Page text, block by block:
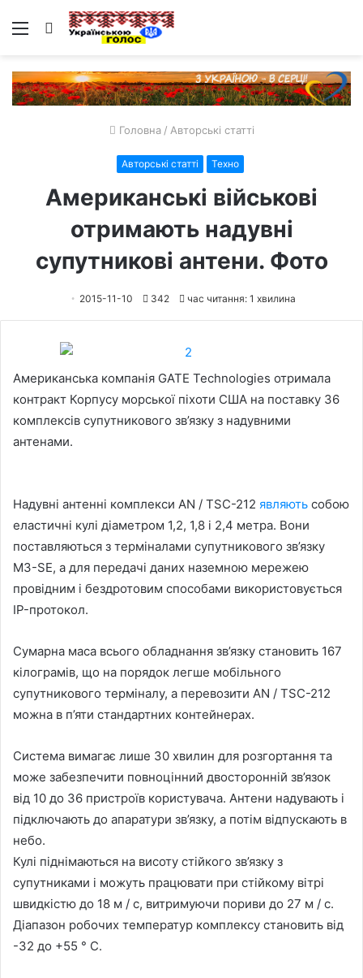
Меню Пошук
Головна / Авторські статті
Авторські статті Техно
Американські військові
отримають надувні
супутникові антени. Фото
2015-11-10 342 час читання: 1 хвилина
Американська компанія GATE Technologies отримала
контракт Корпусу морської піхоти США на поставку 36
комплексів супутникового зв’язку з надувними
антенами.
Надувні антенні комплекси AN / TSC-212 являють собою
еластичні кулі діаметром 1,2, 1,8 і 2,4 метра. Вони
поставляються з терміналами супутникового зв’язку
M3-SE, а для передачі даних наземною мережею
провідним і бездротовим способами використовується
IP-протокол.
Сумарна маса всього обладнання зв’язку становить 167
кілограмів, що на порядок легше мобільного
супутникового терміналу, а перевозити AN / TSC-212
можна в п’яти стандартних контейнерах.
Система вимагає лише 30 хвилин для розгортання та
може забезпечити повноцінний двосторонній зв’язок
від 10 до 36 пристроїв користувача. Антени надувають і
підключають до апаратури зв’язку, а потім відпускають в
небо.
Кулі піднімаються на висоту стійкого зв’язку з
супутниками і можуть працювати при стійкому вітрі
швидкістю до 18 м / с, витримуючи пориви до 27 м / с.
Діапазон робочих температур комплексу становить від
-32 до +55 ° C.